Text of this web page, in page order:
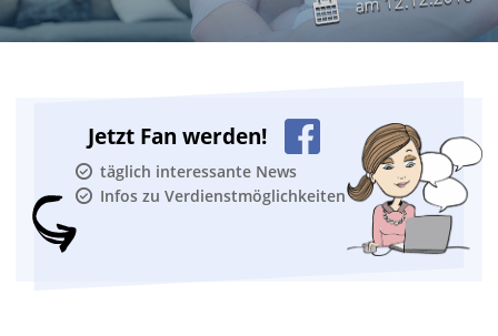
Jetzt Fan werden!
täglich interessante News
Infos zu Verdienstmöglichkeiten